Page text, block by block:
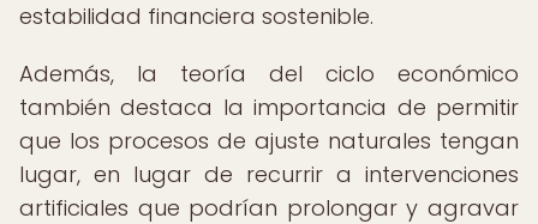
estabilidad financiera sostenible.
Además, la teoría del ciclo económico
también destaca la importancia de permitir
que los procesos de ajuste naturales tengan
lugar, en lugar de recurrir a intervenciones
artificiales que podrían prolongar y agravar